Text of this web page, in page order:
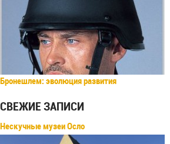
Бронешлем: эволюция развития
СВЕЖИЕ ЗАПИСИ
Нескучные музеи Осло